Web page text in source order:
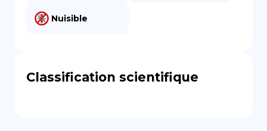
Nuisible
Classification scientifique